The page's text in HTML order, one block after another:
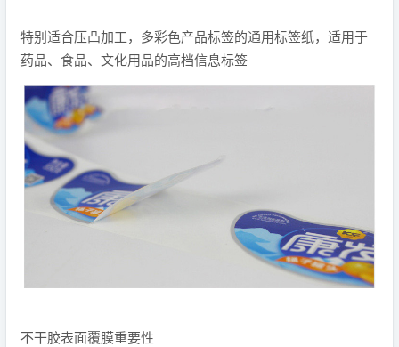
特别适合压凸加工，多彩色产品标签的通用标签纸，适用于
药品、食品、文化用品的高档信息标签
不干胶表面覆膜重要性